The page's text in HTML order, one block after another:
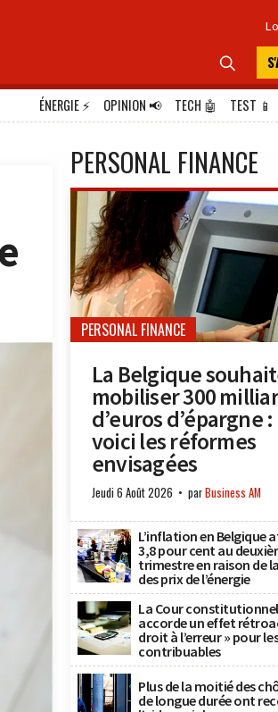

ÉNERGIE⚡ OPINION📢 TECH 🤖 TEST 📱
PERSONAL FINANCE
PERSONAL FINANCE
La Belgique
mobiliser 300
d’euros d’épargne :
voici les réformes
envisagées
Jeudi 6 Août 2026 parBusiness AM
L’inflation en Belgique
3,8 pour cent au
trimestre en raison de
des prix de l’énergie
La Cour
accorde un effet
droit à l’erreur » pour
contribuables
Plus de la moitié des
de longue durée ont